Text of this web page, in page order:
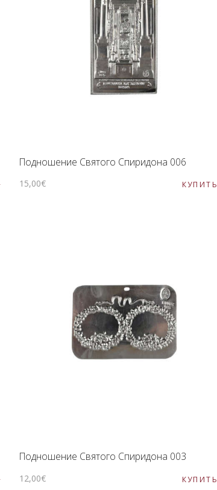
ПОДНОШЕНИЯ
Подношение Святого Спиридона 006
15,00€ КУПИТЬ
Подношение Святого Спиридона 003
12,00€ КУПИТЬ